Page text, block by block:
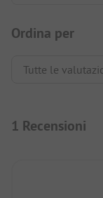
Ordina per
1 Recensioni